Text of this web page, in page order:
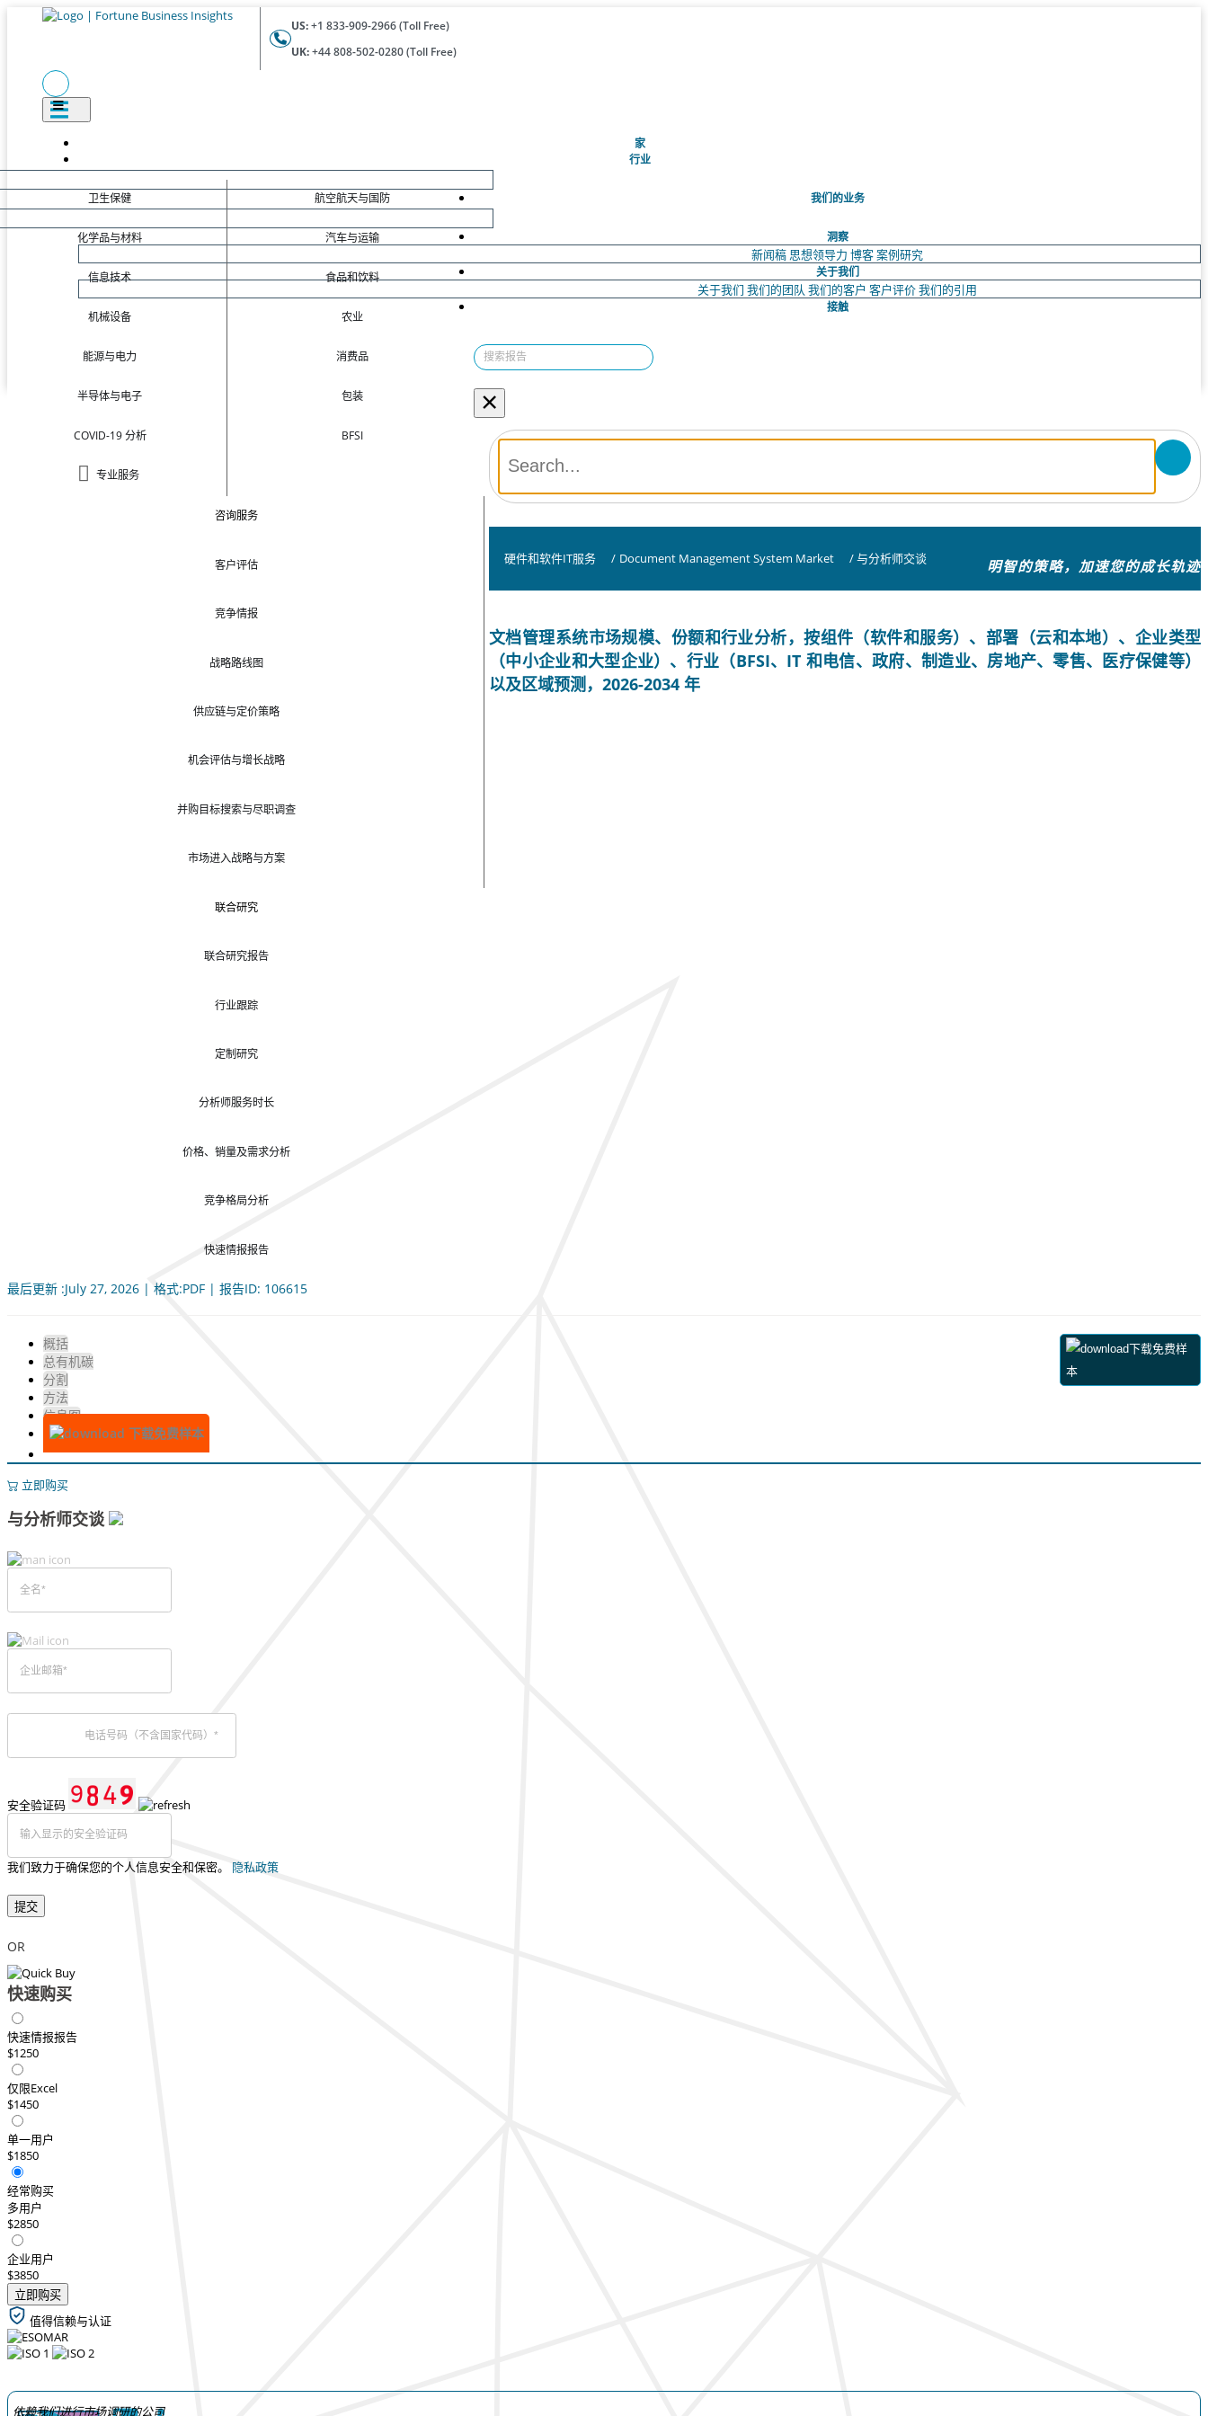
US:+1 833-909-2966 (Toll Free)
UK:+44 808-502-0280 (Toll Free)
家(当前的)
行业
卫生保健
化学品与材料
信息技术
机械设备
能源与电力
半导体与电子
COVID-19 分析
专业服务
航空航天与国防
汽车与运输
食品和饮料
农业
消费品
包装
BFSI
我们的业务
咨询服务
客户评估
竞争情报
战略路线图
供应链与定价策略
机会评估与增长战略
并购目标搜索与尽职调查
市场进入战略与方案
联合研究
联合研究报告
行业跟踪
定制研究
分析师服务时长
价格、销量及需求分析
竞争格局分析
快速情报报告
洞察
新闻稿 思想领导力 博客案例研究
关于我们
关于我们 我们的团队 我们的客户 客户评价我们的引用
接触
×
硬件和软件IT服务 / Document Management System Market / 与分析师交谈 明智的策略，加速您的成长轨迹
文档管理系统市场规模、份额和行业分析，按组件（软件和服务）、部署（云和本地）、企业类型
（中小企业和大型企业）、行业（BFSI、IT 和电信、政府、制造业、房地产、零售、医疗保健等）
以及区域预测，2026-2034 年
最后更新 :July 27, 2026 | 格式:PDF | 报告ID: 106615
概括
总有机碳
分割
方法
信息图
下载免费样本
下载免费样
本
立即购买
与分析师交谈
安全验证码
我们致力于确保您的个人信息安全和保密。 隐私政策
提交
OR
快速购买
快速情报报告
$1250
仅限Excel
$1450
单一用户
$1850
经常购买
多用户
$2850
企业用户
$3850
立即购买
值得信赖与认证
依赖我们进行市场调研的公司